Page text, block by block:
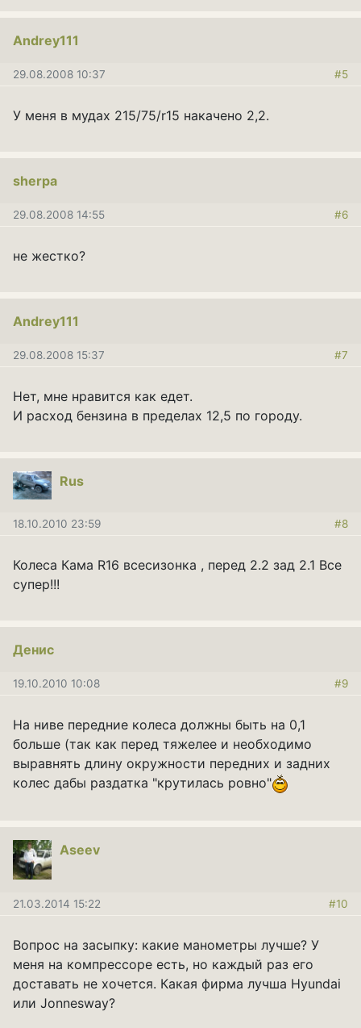
Andrey111
29.08.2008 10:37 #5
У меня в мудах 215/75/r15 накачено 2,2.
sherpa
29.08.2008 14:55 #6
не жестко?
Andrey111
29.08.2008 15:37 #7
Нет, мне нравится как едет.
И расход бензина в пределах 12,5 по городу.
Rus
18.10.2010 23:59 #8
Колеса Кама R16 всесизонка , перед 2.2 зад 2.1 Все
супер!!!
Денис
19.10.2010 10:08 #9
На ниве передние колеса должны быть на 0,1
больше (так как перед тяжелее и необходимо
выравнять длину окружности передних и задних
колес дабы раздатка "крутилась ровно"
Aseev
21.03.2014 15:22 #10
Вопрос на засыпку: какие манометры лучше? У
меня на компрессоре есть, но каждый раз его
доставать не хочется. Какая фирма лучша Hyundai
или Jonnesway?